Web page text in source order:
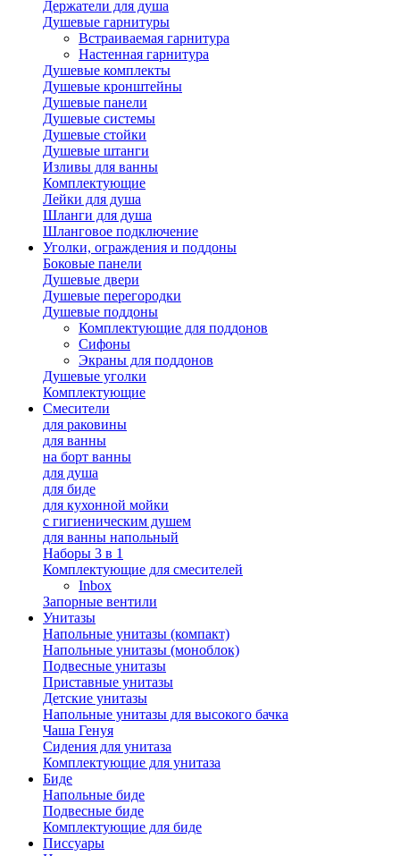
Держатели для душа
Душевые гарнитуры
Встраиваемая гарнитура
Настенная гарнитура
Душевые комплекты
Душевые кронштейны
Душевые панели
Душевые системы
Душевые стойки
Душевые штанги
Изливы для ванны
Комплектующие
Лейки для душа
Шланги для душа
Шланговое подключение
Уголки, ограждения и поддоны
Боковые панели
Душевые двери
Душевые перегородки
Душевые поддоны
Комплектующие для поддонов
Сифоны
Экраны для поддонов
Душевые уголки
Комплектующие
Смесители
для раковины
для ванны
на борт ванны
для душа
для биде
для кухонной мойки
с гигиеническим душем
для ванны напольный
Наборы 3 в 1
Комплектующие для смесителей
Inbox
Запорные вентили
Унитазы
Напольные унитазы (компакт)
Напольные унитазы (моноблок)
Подвесные унитазы
Приставные унитазы
Детские унитазы
Напольные унитазы для высокого бачка
Чаша Генуя
Сидения для унитаза
Комплектующие для унитаза
Биде
Напольные биде
Подвесные биде
Комплектующие для биде
Писсуары